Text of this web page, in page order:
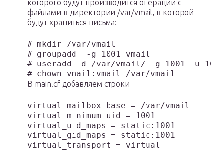
которого будут производится операции с
файлами в директории /var/vmail, в которой
будут храниться письма:
# mkdir /var/vmail
# groupadd  -g 1001 vmail
# useradd -d /var/vmail/ -g 1001 -u
# chown vmail:vmail /var/vmail
В main.cf добавляем строки
virtual_mailbox_base = /var/vmail
virtual_minimum_uid = 1001
virtual_uid_maps = static:1001
virtual_gid_maps = static:1001
virtual_transport = virtual